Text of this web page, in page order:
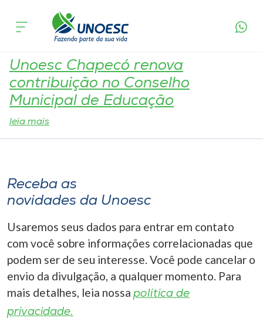
Cursos
Onde estamos
Pesquisa
A
Unoesc
Internacionalização
I.nova
Tag: Conselho
Unoesc Chapecó renova
contribuição no Conselho
Municipal de Educação
leia mais
Receba as
novidades da Unoesc
Usaremos seus dados para entrar em contato
com você sobre informações correlacionadas que
podem ser de seu interesse. Você pode cancelar o
envio da divulgação, a qualquer momento. Para
mais detalhes, leia nossa política de
privacidade.